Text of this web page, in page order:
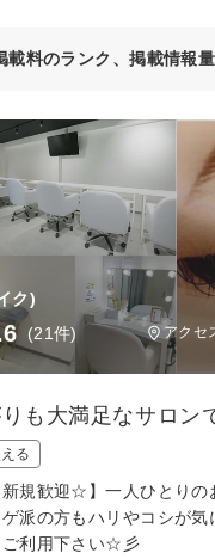
料のランク、掲載情報
ク)
(21件) アクセ
も大満足なサロ
る
規歓迎☆】一人ひとりの
派の方もハリやコシが
利用下さい☆彡